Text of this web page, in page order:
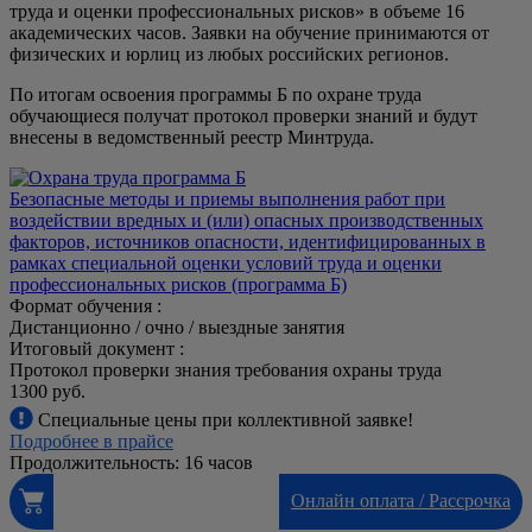
труда и оценки профессиональных рисков» в объеме 16
академических часов. Заявки на обучение принимаются от
физических и юрлиц из любых российских регионов.
По итогам освоения программы Б по охране труда
обучающиеся получат протокол проверки знаний и будут
внесены в ведомственный реестр Минтруда.
Безопасные методы и приемы выполнения работ при
воздействии вредных и (или) опасных производственных
факторов, источников опасности, идентифицированных в
рамках специальной оценки условий труда и оценки
профессиональных рисков (программа Б)
Формат обучения :
Дистанционно / очно / выездные занятия
Итоговый документ :
Протокол проверки знания требования охраны труда
1300 руб.
Специальные цены при коллективной заявке!
Подробнее в прайсе
Продолжительность: 16 часов
Онлайн оплата / Рассрочка